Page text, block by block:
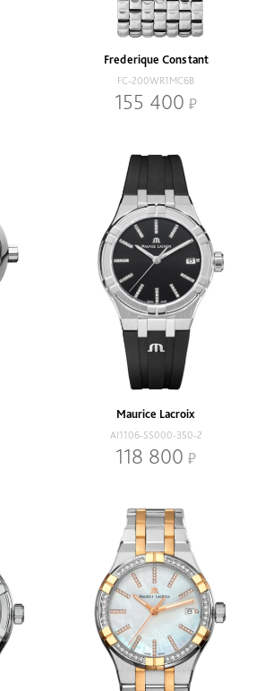
Со скидкой
Frederique Constant
FC-200WR1MC6B
155 400
Maurice Lacroix
AI1106-SS000-350-2
118 800